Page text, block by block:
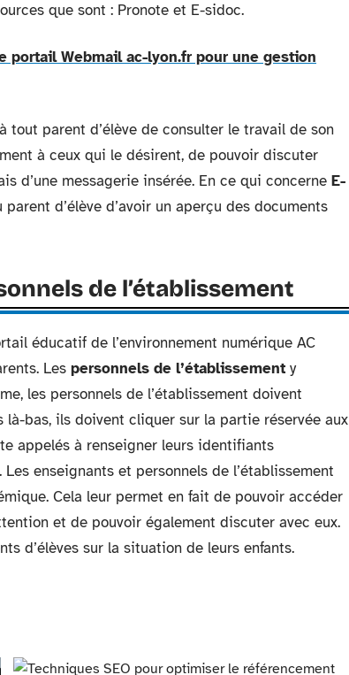
que sont : Pronote et E-sidoc.
portail Webmail ac-lyon.fr pour une gestion
tout parent d’élève de consulter le travail de son
à ceux qui le désirent, de pouvoir discuter
d’une messagerie insérée. En ce qui concerne E-
d’élève d’avoir un aperçu des documents
de l’établissement
éducatif de l’environnement numérique AC
Les personnels de l’établissement y
les personnels de l’établissement doivent
bas, ils doivent cliquer sur la partie réservée aux
appelés à renseigner leurs identifiants
enseignants et personnels de l’établissement
Cela leur permet en fait de pouvoir accéder
et de pouvoir également discuter avec eux.
d’élèves sur la situation de leurs enfants.